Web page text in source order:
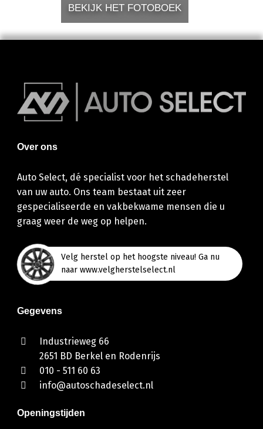
BEKIJK HET FOTOBOEK
Over ons
Auto Select, dé specialist voor het schadeherstel
van uw auto. Ons team bestaat uit zeer
gespecialiseerde en vakbekwame mensen die u
graag weer de weg op helpen.
Velg herstel op het hoogste niveau! Ga nu
naar www.velgherstelselect.nl
Gegevens
Industrieweg 66
2651 BD Berkel en Rodenrijs
010 - 511 60 63
info@autoschadeselect.nl
Openingstijden